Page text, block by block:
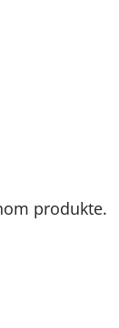
produkte.